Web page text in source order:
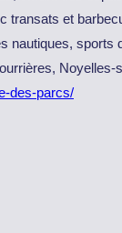
transats et
nautiques, sports
des-parcs/